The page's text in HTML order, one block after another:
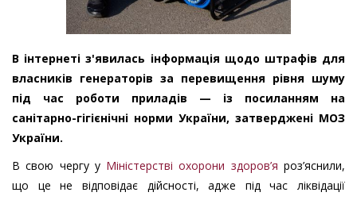
В інтернеті з'явилась інформація щодо штрафів для
власників генераторів за перевищення рівня шуму
під час роботи приладів — із посиланням на
санітарно-гігієнічні норми України, затверджені МОЗ
України.
В свою чергу у Міністерстві охорони здоров’я роз’яснили,
що це не відповідає дійсності, адже під час ліквідації